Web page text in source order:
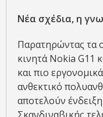
Νέα σχέδια, η
Παρατηρώντας τα
κινητά Nokia G11
και πιο
ανθεκτικό
αποτελούν